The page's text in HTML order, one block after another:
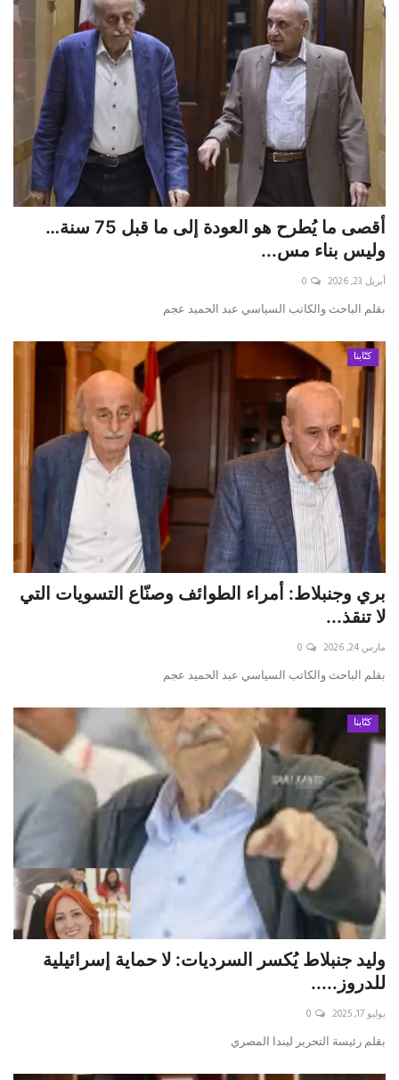
أقصى ما يُطرح هو العودة إلى ما قبل 75 سنة…
وليس بناء مس...
أبريل 23, 2026 0
بقلم الباحث والكاتب السياسي عبد الحميد عجم
كتّابنا
بري وجنبلاط: أمراء الطوائف وصنّاع التسويات التي
لا تنقذ...
مارس 24, 2026 0
بقلم الباحث والكاتب السياسي عبد الحميد عجم
كتّابنا
وليد جنبلاط يُكسر السرديات: لا حماية إسرائيلية
للدروز.....
يوليو 17, 2025 0
بقلم رئيسة التحرير ليندا المصري